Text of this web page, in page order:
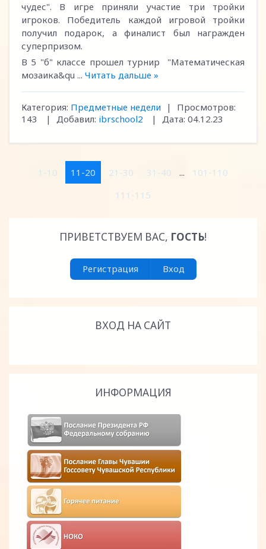
чудес". В игре приняли участие три тройки
игроков. Победитель каждой игровой тройки
получил подарок, а финалист был награжден
суперпризом.
В 5 "б" классе прошел турнир "Математическая
мозаика&qu ... Читать дальше »
Категория: Предметные недели |
Просмотров:
143
| Добавил: ibrschool2 | Дата: 04.12.23
1-10 11-20 21-30 31-40 ...
101-110
111-115
ПРИВЕТСТВУЕМ ВАС, ГОСТЬ!
Регистрация Вход
ВХОД НА САЙТ
ИНФОРМАЦИЯ